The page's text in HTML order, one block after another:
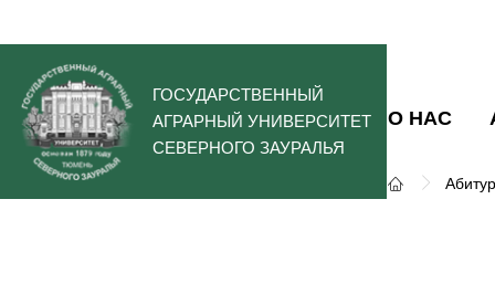
ГОСУДАРСТВЕННЫЙ
АГРАРНЫЙ УНИВЕРСИТЕТ
СЕВЕРНОГО ЗАУРАЛЬЯ
О НАС